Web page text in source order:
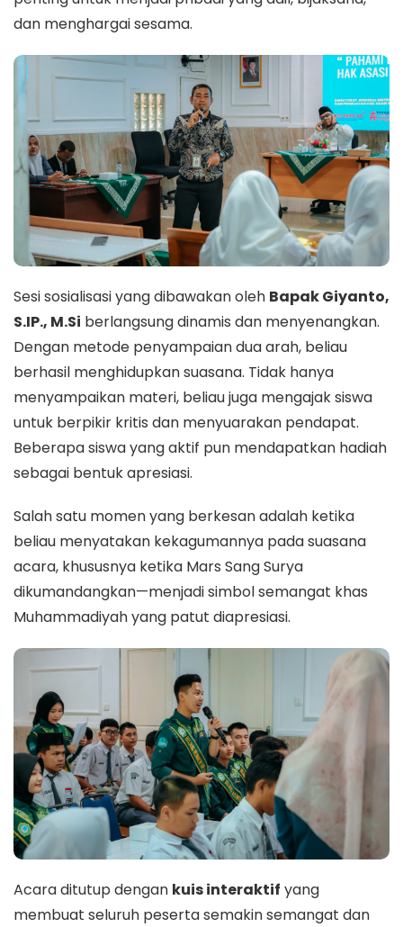
dan menghargai sesama.
Sesi sosialisasi yang dibawakan oleh Bapak Giyanto,
S.IP., M.Si berlangsung dinamis dan menyenangkan.
Dengan metode penyampaian dua arah, beliau
berhasil menghidupkan suasana. Tidak hanya
menyampaikan materi, beliau juga mengajak siswa
untuk berpikir kritis dan menyuarakan pendapat.
Beberapa siswa yang aktif pun mendapatkan hadiah
sebagai bentuk apresiasi.
Salah satu momen yang berkesan adalah ketika
beliau menyatakan kekagumannya pada suasana
acara, khususnya ketika Mars Sang Surya
dikumandangkan—menjadi simbol semangat khas
Muhammadiyah yang patut diapresiasi.
Acara ditutup dengan kuis interaktif yang
membuat seluruh peserta semakin semangat dan